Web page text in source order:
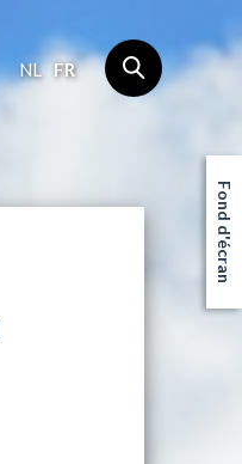
NL FR
Fond d'écran